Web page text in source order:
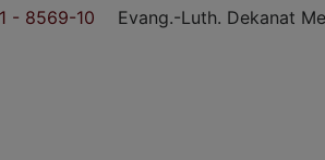
- 8569-10 Evang.-Luth. Dekanat